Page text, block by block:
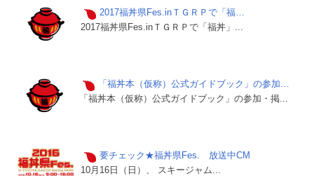
2017福丼県Fes.inＴＧＲＰで「福…
2017福丼県Fes.inＴＧＲＰで「福丼」...
「福丼本（仮称）公式ガイドブック」の参加…
「福丼本（仮称）公式ガイドブック」の参加・掲...
要チェック★福丼県Fes. 放送中CM
10月16日（日）、 スキージャム...